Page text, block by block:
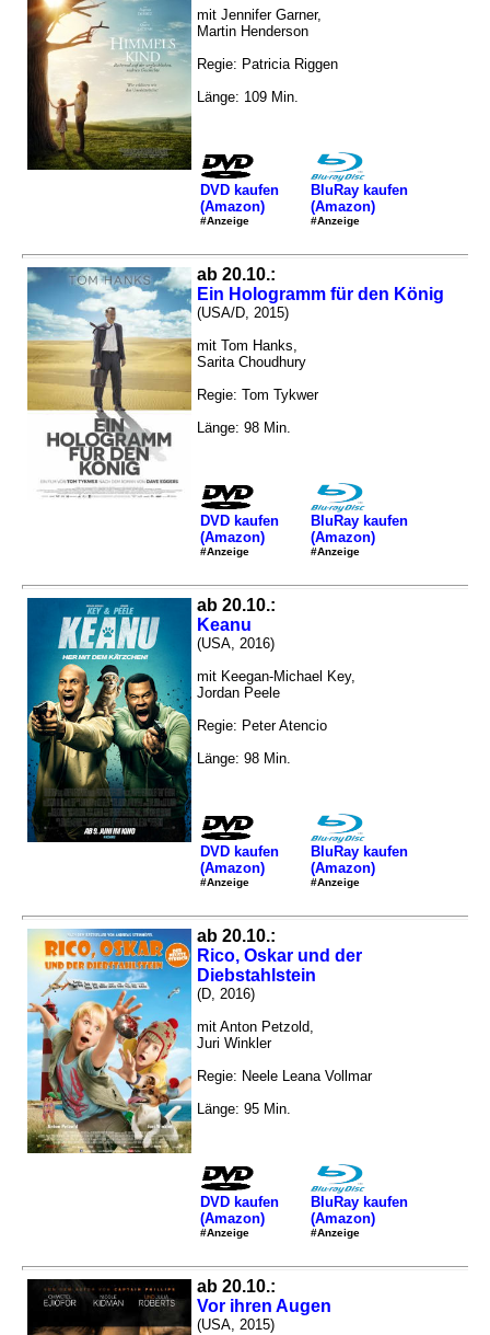
mit Jennifer Garner,
Martin Henderson
Regie: Patricia Riggen
Länge: 109 Min.
DVD kaufen
(Amazon)
#Anzeige
BluRay kaufen
(Amazon)
#Anzeige
ab 20.10.:
Ein Hologramm für den König
(USA/D, 2015)
mit Tom Hanks,
Sarita Choudhury
Regie: Tom Tykwer
Länge: 98 Min.
DVD kaufen
(Amazon)
#Anzeige
BluRay kaufen
(Amazon)
#Anzeige
ab 20.10.:
Keanu
(USA, 2016)
mit Keegan-Michael Key,
Jordan Peele
Regie: Peter Atencio
Länge: 98 Min.
DVD kaufen
(Amazon)
#Anzeige
BluRay kaufen
(Amazon)
#Anzeige
ab 20.10.:
Rico, Oskar und der
Diebstahlstein
(D, 2016)
mit Anton Petzold,
Juri Winkler
Regie: Neele Leana Vollmar
Länge: 95 Min.
DVD kaufen
(Amazon)
#Anzeige
BluRay kaufen
(Amazon)
#Anzeige
ab 20.10.:
Vor ihren Augen
(USA, 2015)